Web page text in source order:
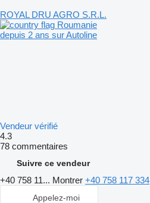
ROYAL DRU AGRO S.R.L.
Roumanie
depuis 2 ans sur Autoline
Vendeur vérifié
4.3
78 commentaires
Suivre ce vendeur
+40 758 11... Montrer +40 758 117 334
Appelez-moi